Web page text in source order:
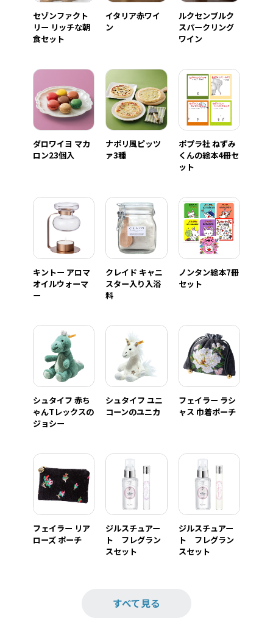
セゾンファクト
リー リッチな朝
食セット
イタリア赤ワイ
ン
ルクセンブルク
スパークリング
ワイン
ダロワイヨ マカ
ロン23個入
ナポリ風ピッツ
ァ3種
ポプラ社 ねずみ
くんの絵本4冊セ
ット
キントー アロマ
オイルウォーマ
ー
クレイド キャニ
スター入り入浴
料
ノンタン絵本7冊
セット
シュタイフ 赤ち
ゃんTレックスの
ジョシー
シュタイフ ユニ
コーンのユニカ
フェイラー ラシ
ャス 巾着ポーチ
フェイラー リア
ローズ ポーチ
ジルスチュアー
ト フレグラン
スセット
ジルスチュアー
ト フレグラン
スセット
すべて見る